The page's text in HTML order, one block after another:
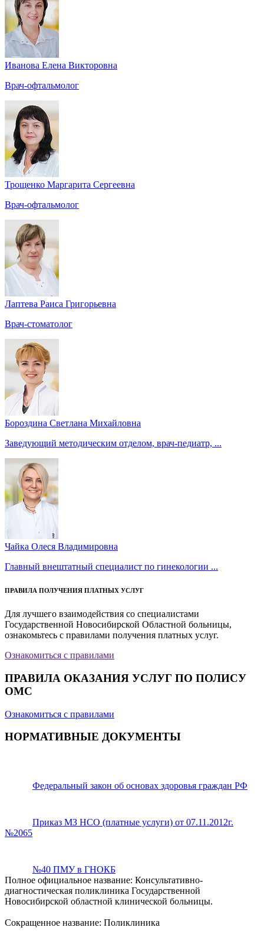
Иванова Елена Викторовна
Врач-офтальмолог
Трощенко Маргарита Сергеевна
Врач-офтальмолог
Лаптева Раиса Григорьевна
Врач-стоматолог
Бороздина Светлана Михайловна
Заведующий методическим отделом, врач-педиатр, ...
Чайка Олеся Владимировна
Главный внештатный специалист по гинекологии ...
ПРАВИЛА ПОЛУЧЕНИЯ ПЛАТНЫХ УСЛУГ
Для лучшего взаимодействия со специалистами
Государственной Новосибирской Областной больницы,
ознакомьтесь с правилами получения платных услуг.
Ознакомиться с правилами
ПРАВИЛА ОКАЗАНИЯ УСЛУГ ПО ПОЛИСУ
ОМС
Ознакомиться с правилами
НОРМАТИВНЫЕ ДОКУМЕНТЫ
Федеральный закон об основах здоровья граждан РФ
Приказ МЗ НСО (платные услуги) от 07.11.2012г.
№2065
№40 ПМУ в ГНОКБ
Полное официальное название: Консультативно-
диагностическая поликлиника Государственной
Новосибирской областной клинической больницы.
Сокращенное название: Поликлиника